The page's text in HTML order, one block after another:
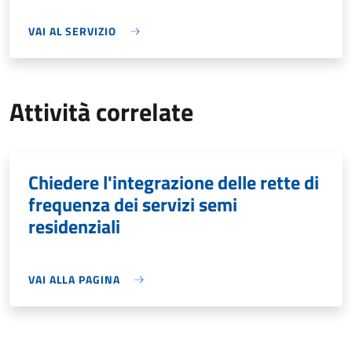
VAI AL SERVIZIO
Attività correlate
Chiedere l'integrazione delle rette di
frequenza dei servizi semi
residenziali
VAI ALLA PAGINA